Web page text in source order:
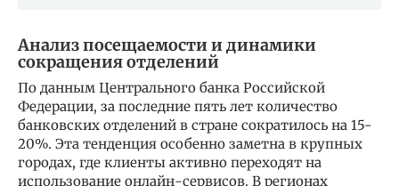
Анализ посещаемости и динамики
сокращения отделений
По данным Центрального банка Российской
Федерации, за последние пять лет количество
банковских отделений в стране сократилось на 15-
20%. Эта тенденция особенно заметна в крупных
городах, где клиенты активно переходят на
использование онлайн-сервисов. В регионах